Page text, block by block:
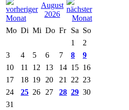
August
2026
Mo Di Mi Do Fr Sa So
1
2
3
4 5 6 7 8
9
10
11 12 13 14 15 16
17
18 19 20 21 22 23
24
25 26 27 28 29 30
31